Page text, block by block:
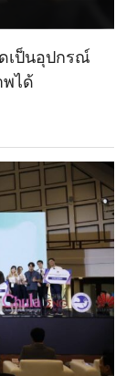
เป็นอุปกรณ์
ได้